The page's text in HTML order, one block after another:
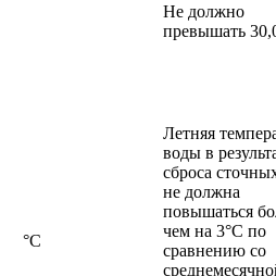
Не должно
превышать
°С
Летняя
воды в
сброса
не должна
повышаться
чем на 3°С по
сравнению со